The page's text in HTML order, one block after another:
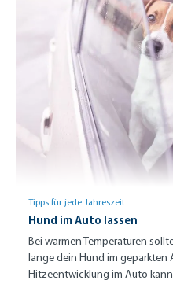
Tipps für jede Jahreszeit
Hund im Auto lassen
Bei warmen Temperaturen
lange dein Hund im geparkten
Hitzeentwicklung im Auto